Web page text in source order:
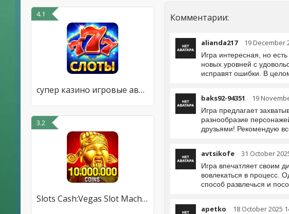
4.1
супер казино игровые автоматы
3.2
Slots Cash:Vegas Slot Machines
Комментарии:
alianda217 19 December
Игра интересная, но
новых уровней с
исправят ошибки. В
baks92-94351 19
Игра предлагает
разнообразие
друзьями! Рекомендую
avtsikofe 31 October
Игра впечатляет своим
вовлекаться в процесс.
способ развлечься и
apetko 18 October 2025